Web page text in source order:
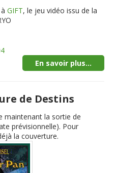
àGIFT, le jeu vidéo issu de la
En savoir plus...
de Destins
maintenant la sortie de
prévisionnelle). Pour
la couverture.